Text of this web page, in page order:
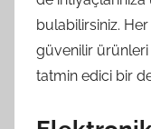
bulabilirsiniz.
güvenilir
tatmin edici bir